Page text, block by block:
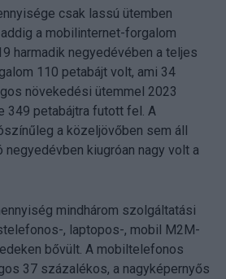
csak lassú ütemben
a mobilinternet-forgalom
harmadik negyedévében a teljes
110 petabájt volt, ami 34
növekedési ütemmel 2023
349 petabájtra futott fel. A
a közeljövőben sem áll
kiugróan nagy volt a
mindhárom szolgáltatási
, laptopos-, mobil M2M-
bővült. A mobiltelefonos
37 százalékos, a nagyképernyős